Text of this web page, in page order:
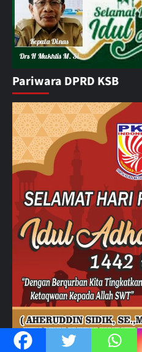
Pariwara DPRD KSB